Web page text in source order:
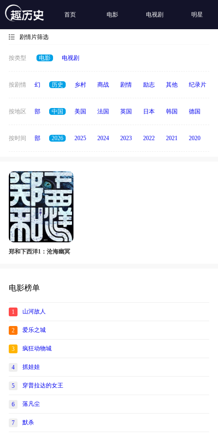
首页 电影 电视剧 明星
剧情片筛选
按类型 电影 电视剧
按剧情
动作 奇幻 历史 乡村 商战 剧情 励志 其他 纪录片
按地区 全部 中国 美国 法国 英国 日本 韩国 德国
按时间 全部 2026 2025 2024 2023 2022 2021 2020
郑和下西洋1：沧海幽冥
电影榜单
1 山河故人
2 爱乐之城
3 疯狂动物城
4 抓娃娃
5 穿普拉达的女王
6 落凡尘
7 默杀